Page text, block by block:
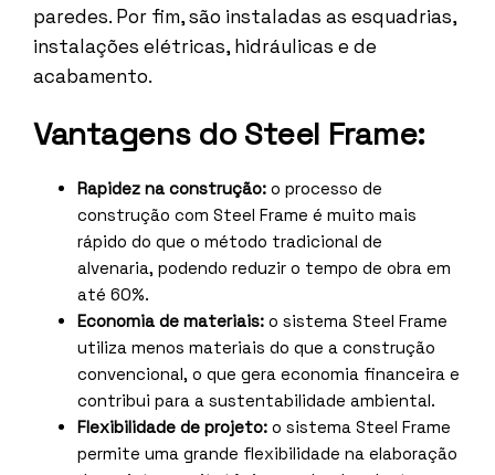
paredes. Por fim, são instaladas as esquadrias,
instalações elétricas, hidráulicas e de
acabamento.
Vantagens do Steel Frame:
Rapidez na construção: o processo de
construção com Steel Frame é muito mais
rápido do que o método tradicional de
alvenaria, podendo reduzir o tempo de obra em
até 60%.
Economia de materiais: o sistema Steel Frame
utiliza menos materiais do que a construção
convencional, o que gera economia financeira e
contribui para a sustentabilidade ambiental.
Flexibilidade de projeto: o sistema Steel Frame
permite uma grande flexibilidade na elaboração